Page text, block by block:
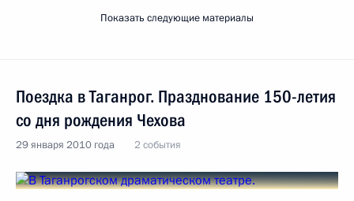
Показать следующие материалы
Поездка в Таганрог. Празднование 150-летия
со дня рождения Чехова
29 января 2010 года 2 события